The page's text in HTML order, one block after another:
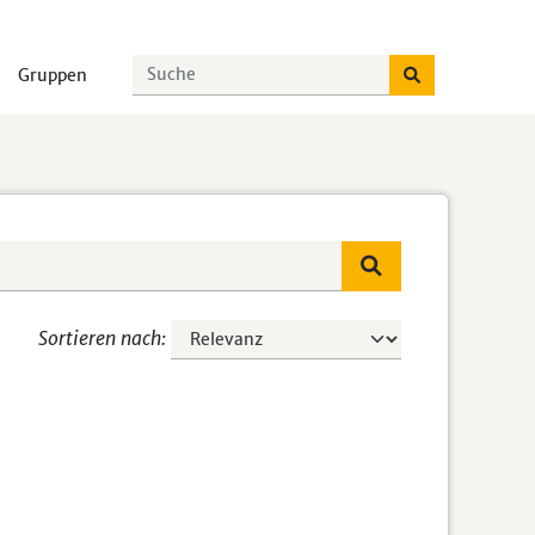
Gruppen
Sortieren nach